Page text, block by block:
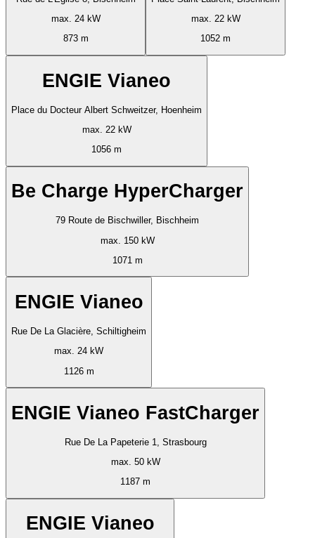
max. 24 kW
873 m
max. 22 kW
1052 m
ENGIE Vianeo
Place du Docteur Albert Schweitzer, Hoenheim
max. 22 kW
1056 m
Be Charge HyperCharger
79 Route de Bischwiller, Bischheim
max. 150 kW
1071 m
ENGIE Vianeo
Rue De La Glacière, Schiltigheim
max. 24 kW
1126 m
ENGIE Vianeo FastCharger
Rue De La Papeterie 1, Strasbourg
max. 50 kW
1187 m
ENGIE Vianeo